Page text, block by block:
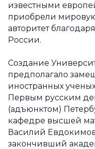
известными
приобрели
авторитет
России.
Создание
предполагало
иностранных
Первым русским
(адъюнктом)
кафедре высшей
Василий
закончивший